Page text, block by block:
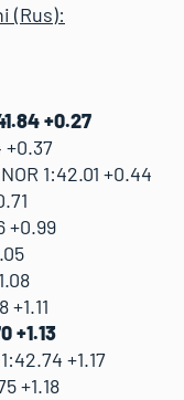
(Rus):
+0.27
+0.37
1:42.01 +0.44
+0.99
+1.13
+1.17
+1.18